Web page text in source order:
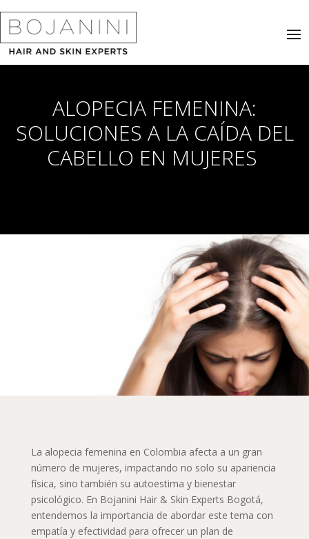
ALOPECIA FEMENINA:
SOLUCIONES A LA CAÍDA DEL
CABELLO EN MUJERES
La alopecia femenina en Colombia afecta a un gran
número de mujeres, impactando no solo su apariencia
física, sino también su autoestima y bienestar
psicológico. En Bojanini Hair & Skin Experts Bogotá,
entendemos la importancia de abordar este tema con
empatía y efectividad para ofrecer un plan de